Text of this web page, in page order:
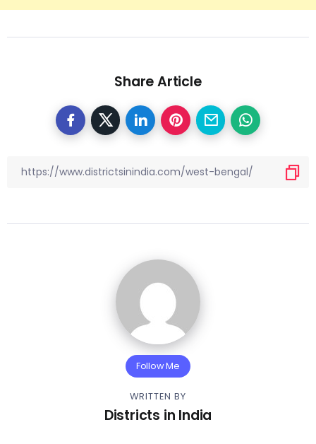
Share Article
Follow Me
WRITTEN BY
Districts in India